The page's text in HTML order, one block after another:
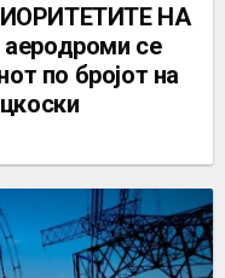
НА
се
по бројот на